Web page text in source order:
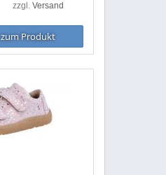
zzgl. Versand
zum Produkt